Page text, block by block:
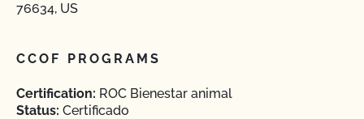
76634, US
CCOF PROGRAMS
Certification: ROC Bienestar animal
Status: Certificado